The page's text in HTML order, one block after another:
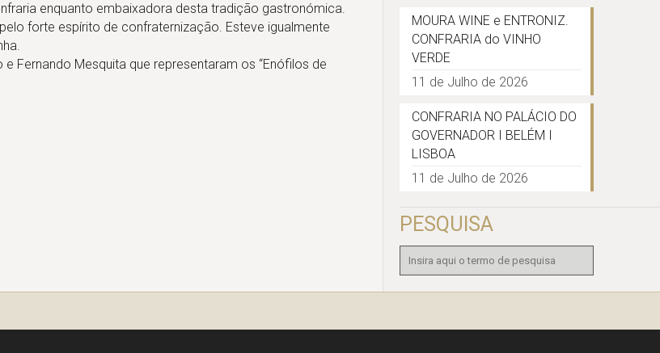
enquanto embaixadora desta tradição gastronómica.
forte espírito de confraternização. Esteve igualmente
Fernando Mesquita que representaram os “Enófilos de
MOURA WINE e ENTRONIZ.
CONFRARIA do VINHO
VERDE
11 de Julho de 2026
CONFRARIA NO PALÁCIO DO
GOVERNADOR I BELÉM I
LISBOA
11 de Julho de 2026
PESQUISA